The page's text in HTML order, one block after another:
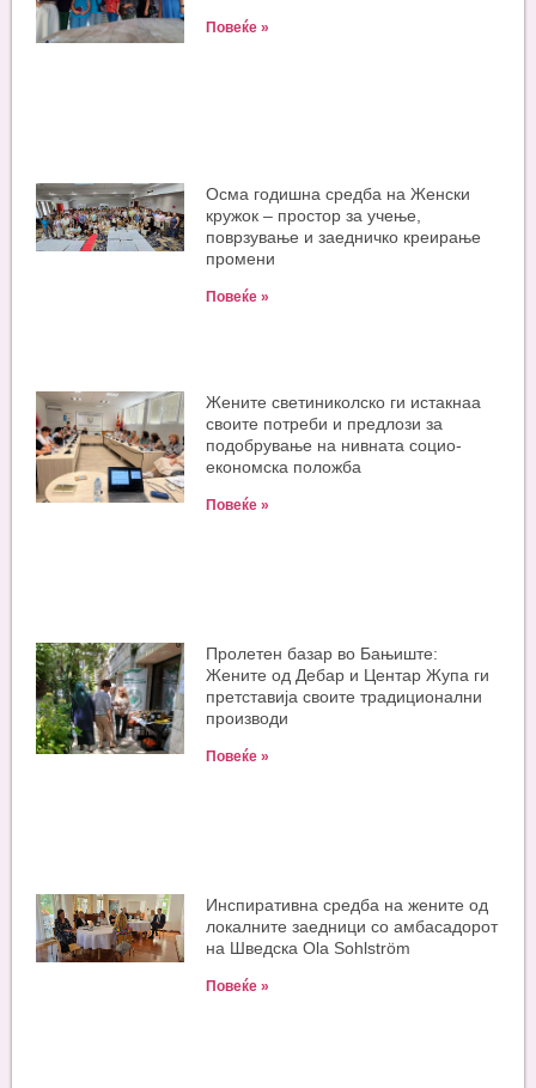
Повеќе »
Oсма годишна средба на Женски
кружок – простор за учење,
поврзување и заедничко креирање
промени
Повеќе »
Жените светиниколско ги истакнаа
своите потреби и предлози за
подобрување на нивната социо-
економска положба
Повеќе »
Пролетен базар во Бањиште:
Жените од Дебар и Центар Жупа ги
претставија своите традиционални
производи
Повеќе »
Инспиративна средба на жените од
локалните заедници со амбасадорот
на Шведска Ola Sohlström
Повеќе »